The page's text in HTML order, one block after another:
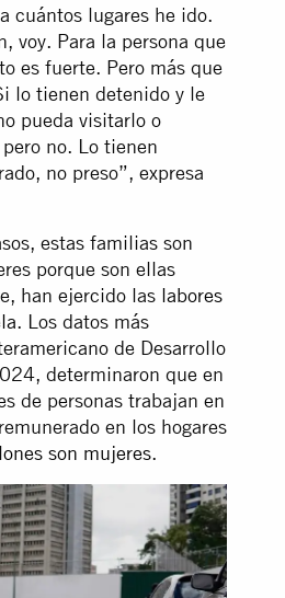
cuántos lugares he ido.
voy. Para la persona que
es fuerte. Pero más que
lo tienen detenido y le
pueda visitarlo o
no. Lo tienen
no preso”, expresa
estas familias son
porque son ellas
han ejercido las labores
. Los datos más
de Desarrollo
determinaron que en
de personas trabajan en
en los hogares
son mujeres.